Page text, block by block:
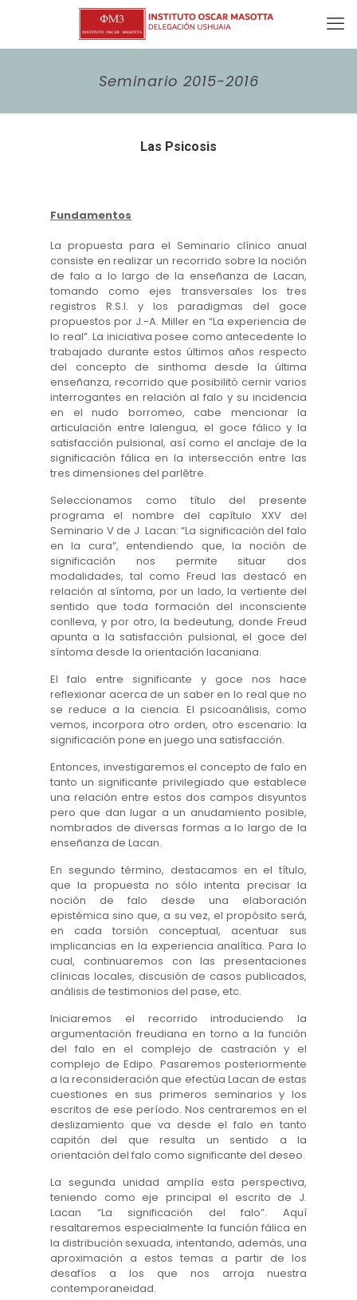
Seminario 2015-2016
Las Psicosis
Fundamentos
La propuesta para el Seminario clínico anual
consiste en realizar un recorrido sobre la noción
de falo a lo largo de la enseñanza de Lacan,
tomando como ejes transversales los tres
registros R.S.I. y los paradigmas del goce
propuestos por J.-A. Miller en “La experiencia de
lo real”. La iniciativa posee como antecedente lo
trabajado durante estos últimos años respecto
del concepto de sinthoma desde la última
enseñanza, recorrido que posibilitó cernir varios
interrogantes en relación al falo y su incidencia
en el nudo borromeo, cabe mencionar la
articulación entre lalengua, el goce fálico y la
satisfacción pulsional, así como el anclaje de la
significación fálica en la intersección entre las
tres dimensiones del parlêtre.
Seleccionamos como título del presente
programa el nombre del capítulo XXV del
Seminario V de J. Lacan: “La significación del falo
en la cura”, entendiendo que, la noción de
significación nos permite situar dos
modalidades, tal como Freud las destacó en
relación al síntoma, por un lado, la vertiente del
sentido que toda formación del inconsciente
conlleva, y por otro, la bedeutung, donde Freud
apunta a la satisfacción pulsional, el goce del
síntoma desde la orientación lacaniana.
El falo entre significante y goce nos hace
reflexionar acerca de un saber en lo real que no
se reduce a la ciencia. El psicoanálisis, como
vemos, incorpora otro orden, otro escenario: la
significación pone en juego una satisfacción.
Entonces, investigaremos el concepto de falo en
tanto un significante privilegiado que establece
una relación entre estos dos campos disyuntos
pero que dan lugar a un anudamiento posible,
nombrados de diversas formas a lo largo de la
enseñanza de Lacan.
En segundo término, destacamos en el título,
que la propuesta no sólo intenta precisar la
noción de falo desde una elaboración
epistémica sino que, a su vez, el propósito será,
en cada torsión conceptual, acentuar sus
implicancias en la experiencia analítica. Para lo
cual, continuaremos con las presentaciones
clínicas locales, discusión de casos publicados,
análisis de testimonios del pase, etc.
Iniciaremos el recorrido introduciendo la
argumentación freudiana en torno a la función
del falo en el complejo de castración y el
complejo de Edipo. Pasaremos posteriormente
a la reconsideración que efectúa Lacan de estas
cuestiones en sus primeros seminarios y los
escritos de ese período. Nos centraremos en el
deslizamiento que va desde el falo en tanto
capitón del que resulta un sentido a la
orientación del falo como significante del deseo.
La segunda unidad amplía esta perspectiva,
teniendo como eje principal el escrito de J.
Lacan “La significación del falo”. Aquí
resaltaremos especialmente la función fálica en
la distribución sexuada, intentando, además, una
aproximación a estos temas a partir de los
desafíos a los que nos arroja nuestra
contemporaneidad.